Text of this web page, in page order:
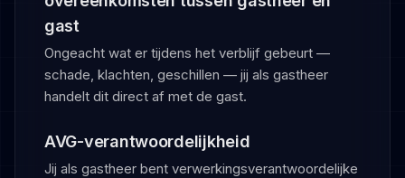
gast
Ongeacht wat er tijdens het verblijf gebeurt —
schade, klachten, geschillen — jij als gastheer
handelt dit direct af met de gast.
AVG-verantwoordelijkheid
Jij als gastheer bent verwerkingsverantwoordelijke